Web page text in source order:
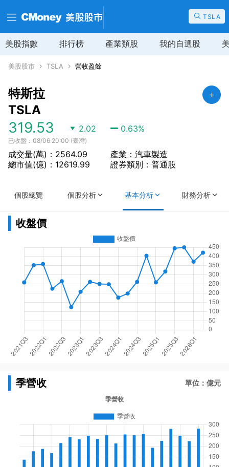
TSLA
美股指數 排行榜 產業類股 我的自選股
美股股市 TSLA 營收盈餘
特斯拉
TSLA
319.53 2.02 0.63%
已收盤：08/06 20:00 (臺灣)
成交量(萬)：2564.09
總市值(億)：12619.99
產業：汽車製造
證券類別：普通股
個股總覽 個股分析 基本分析 財務分析
收盤價
季營收 單位：億元